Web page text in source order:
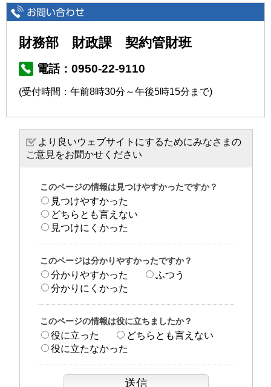
財務部 財政課 契約管財班
電話：0950-22-9110
(受付時間：午前8時30分～午後5時15分まで)
より良いウェブサイトにするためにみなさまの
ご意見をお聞かせください
このページの情報は見つけやすかったですか？
見つけやすかった
どちらとも言えない
見つけにくかった
このページは分かりやすかったですか？
分かりやすかった
ふつう
分かりにくかった
このページの情報は役に立ちましたか？
役に立った
どちらとも言えない
役に立たなかった